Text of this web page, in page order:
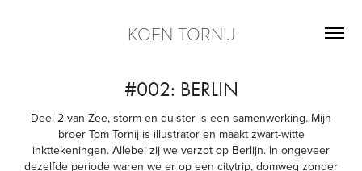
KOEN TORNIJ
#002: BERLIN
Deel 2 van Zee, storm en duister is een samenwerking. Mijn
broer Tom Tornij is illustrator en maakt zwart-witte
inkttekeningen. Allebei zij we verzot op Berlijn. In ongeveer
dezelfde periode waren we er op een citytrip, domweg zonder